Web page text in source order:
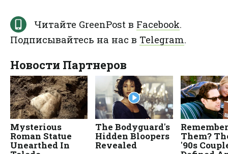
Читайте GreenPost в Facebook.
Подписывайтесь на нас в Telegram.